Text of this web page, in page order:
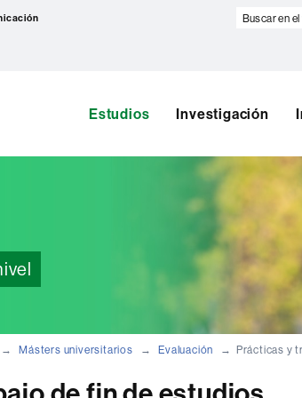
Buscar
Estudios Investigación
Másters universitarios Evaluación Prácticas y